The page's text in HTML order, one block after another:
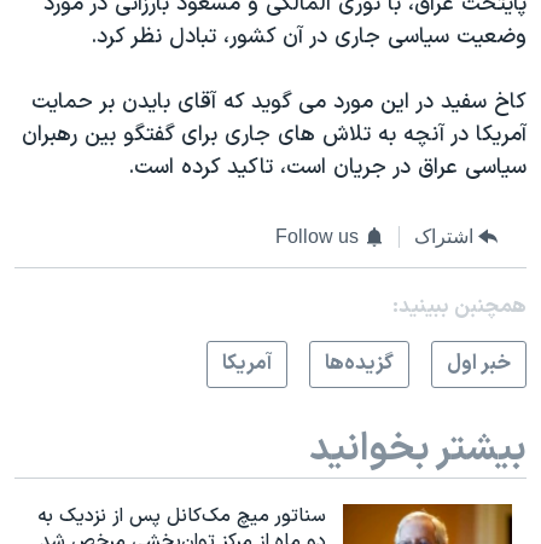
نرگس محمدی برنده جایزه نوبل صلح
همایش محافظه‌کاران آمریکا «سی‌پک»
صفحه‌های ویژه
سفر پرزیدنت ترامپ به چین
وضعيت سياسی جاری در آن کشور، تبادل نظر کرد.
کاخ سفيد در اين مورد می گويد که آقای بايدن بر حمايت
آمريکا در آنچه به تلاش های جاری برای گفتگو بين رهبران
سياسی عراق در جريان است، تاکيد کرده است.
اشتراک Follow us
همچنبن ببینید:
خبر اول
گزيده‌ها آمريکا
بیشتر بخوانید
سناتور میچ مک‌کانل پس از نزدیک به